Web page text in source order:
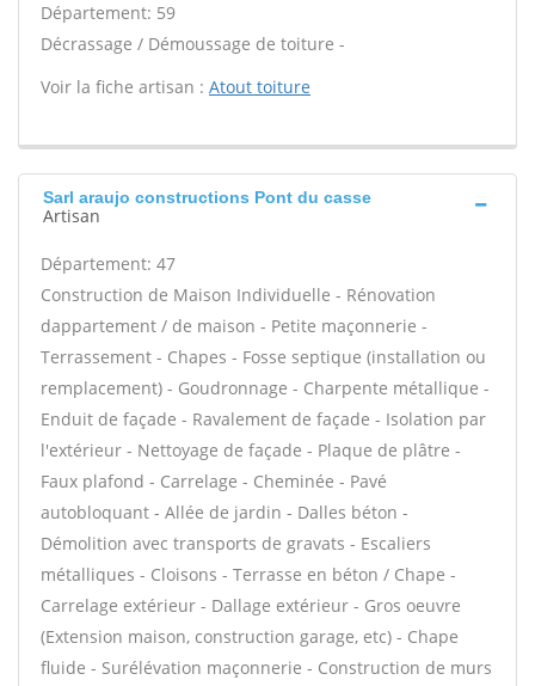
Département: 59
Décrassage / Démoussage de toiture -
Voir la fiche artisan : Atout toiture
Sarl araujo constructions Pont du casse
Artisan
Département: 47
Construction de Maison Individuelle - Rénovation
dappartement / de maison - Petite maçonnerie -
Terrassement - Chapes - Fosse septique (installation ou
remplacement) - Goudronnage - Charpente métallique -
Enduit de façade - Ravalement de façade - Isolation par
l'extérieur - Nettoyage de façade - Plaque de plâtre -
Faux plafond - Carrelage - Cheminée - Pavé
autobloquant - Allée de jardin - Dalles béton -
Démolition avec transports de gravats - Escaliers
métalliques - Cloisons - Terrasse en béton / Chape -
Carrelage extérieur - Dallage extérieur - Gros oeuvre
(Extension maison, construction garage, etc) - Chape
fluide - Surélévation maçonnerie - Construction de murs